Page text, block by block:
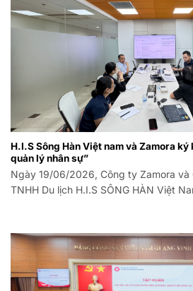
H.I.S Sông Hàn Việt nam và Zamora
quản lý nhân sự”
Ngày 19/06/2026, Công ty Zamora và
TNHH Du lịch H.I.S SÔNG HÀN Việt